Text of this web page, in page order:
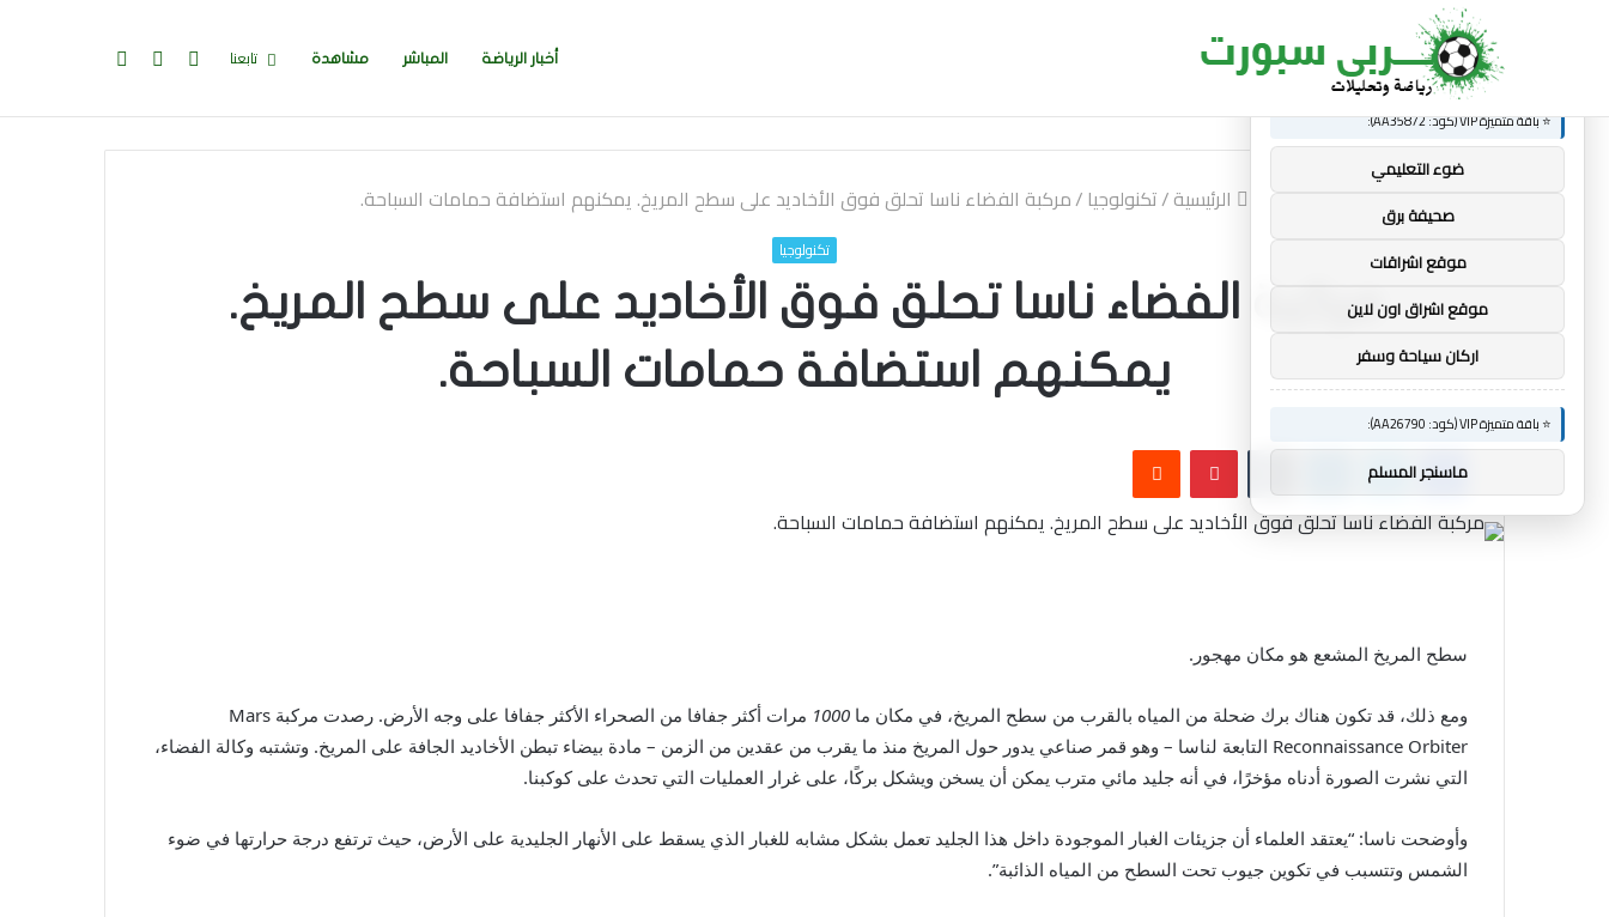
أخبار الرياضة المباشر مشاهدة إضافة تسجيل
تابعنا
الجديد
ألعاب الكومنولث 2026: الإنجليزية إيميلي كامبل تحتفظ بلقب رفع الأثقال
الرئيسية/تكنولوجيا /مركبة الفضاء ناسا تحلق فوق الأخاديد على سطح المريخ. يمكنهم استضافة حمامات السباحة.
تكنولوجيا
مركبة الفضاء ناسا تحلق فوق الأخاديد على سطح المريخ.
يمكنهم استضافة حمامات السباحة.
فيسبوكتويتر لينكدإن بينتيريست
سطح المريخ المشعع هو مكان مهجور.
ومع ذلك، قد تكون هناك برك ضحلة من المياه بالقرب من سطح المريخ، في مكان ما 1000
مرات أكثر جفافا من الصحراء الأكثر جفافا على وجه الأرض. رصدت مركبة Mars
Reconnaissance Orbiter التابعة لناسا – وهو قمر صناعي يدور حول المريخ منذ ما يقرب من عقدين من الزمن – مادة بيضاء تبطن الأخاديد الجافة على المريخ. وتشتبه وكالة الفضاء،
التي نشرت الصورة أدناه مؤخرًا، في أنه جليد مائي مترب يمكن أن يسخن ويشكل بركًا، على غرار العمليات التي تحدث على كوكبنا.
وأوضحت ناسا: “يعتقد العلماء أن جزيئات الغبار الموجودة داخل هذا الجليد تعمل بشكل مشابه للغبار الذي يسقط على الأنهار الجليدية على الأرض، حيث ترتفع درجة حرارتها في ضوء
الشمس وتتسبب في تكوين جيوب تحت السطح من المياه الذائبة”.
🚀 توصيات : ×
⭐ باقة متميزة VIP (كود: AA35872):
ضوء التعليمي
صحيفة برق
موقع اشراقات
موقع اشراق اون لاين
اركان سياحة وسفر
⭐ باقة متميزة VIP (كود: AA26790):
ماسنجر المسلم